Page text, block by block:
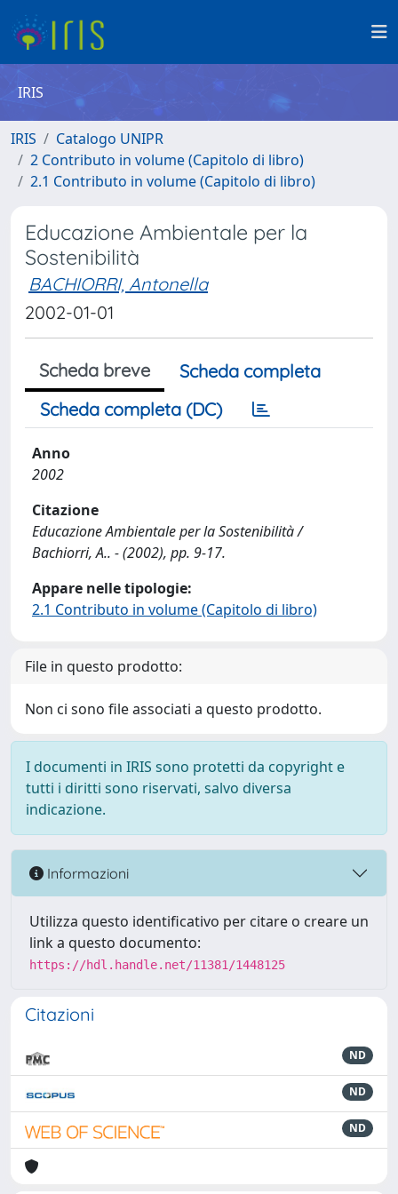
IRIS
IRIS
Catalogo UNIPR
2 Contributo in volume (Capitolo di libro)
2.1 Contributo in volume (Capitolo di libro)
Educazione Ambientale per la
Sostenibilità
BACHIORRI, Antonella
2002-01-01
Scheda breve
Scheda completa
Scheda completa (DC)
Anno
2002
Citazione
Educazione Ambientale per la Sostenibilità /
Bachiorri, A.. - (2002), pp. 9-17.
Appare nelle tipologie:
2.1 Contributo in volume (Capitolo di libro)
File in questo prodotto:
Non ci sono file associati a questo prodotto.
I documenti in IRIS sono protetti da copyright e
tutti i diritti sono riservati, salvo diversa
indicazione.
Informazioni
Utilizza questo identificativo per citare o creare un
link a questo documento:
https://hdl.handle.net/11381/1448125
Citazioni
ND
ND
ND